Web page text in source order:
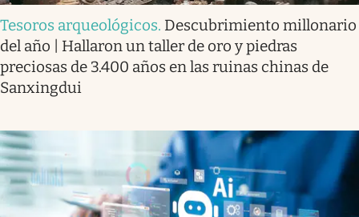
Tesoros arqueológicos. Descubrimiento millonario
del año | Hallaron un taller de oro y piedras
preciosas de 3.400 años en las ruinas chinas de
Sanxingdui